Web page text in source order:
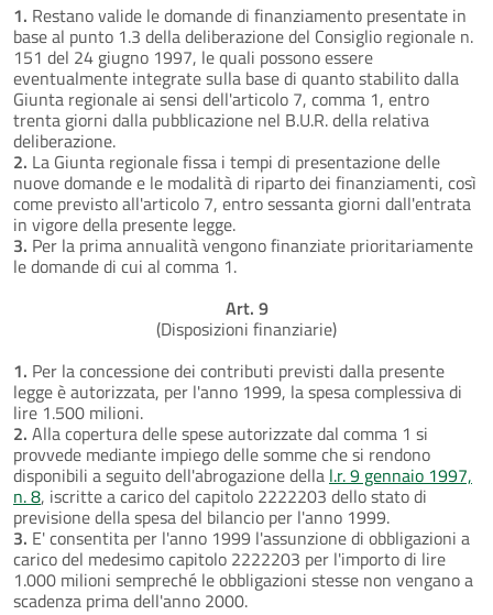
1. Restano valide le domande di finanziamento presentate in
base al punto 1.3 della deliberazione del Consiglio regionale n.
151 del 24 giugno 1997, le quali possono essere
eventualmente integrate sulla base di quanto stabilito dalla
Giunta regionale ai sensi dell'articolo 7, comma 1, entro
trenta giorni dalla pubblicazione nel B.U.R. della relativa
deliberazione.
2. La Giunta regionale fissa i tempi di presentazione delle
nuove domande e le modalità di riparto dei finanziamenti, così
come previsto all'articolo 7, entro sessanta giorni dall'entrata
in vigore della presente legge.
3. Per la prima annualità vengono finanziate prioritariamente
le domande di cui al comma 1.
Art. 9
(Disposizioni finanziarie)
1. Per la concessione dei contributi previsti dalla presente
legge è autorizzata, per l'anno 1999, la spesa complessiva di
lire 1.500 milioni.
2. Alla copertura delle spese autorizzate dal comma 1 si
provvede mediante impiego delle somme che si rendono
disponibili a seguito dell'abrogazione della l.r. 9 gennaio 1997,
n. 8, iscritte a carico del capitolo 2222203 dello stato di
previsione della spesa del bilancio per l'anno 1999.
3. E' consentita per l'anno 1999 l'assunzione di obbligazioni a
carico del medesimo capitolo 2222203 per l'importo di lire
1.000 milioni sempreché le obbligazioni stesse non vengano a
scadenza prima dell'anno 2000.